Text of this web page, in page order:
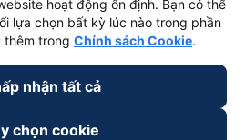
hoạt động ổn định. Bạn có thể
lựa chọn bất kỳ lúc nào trong phần
thêm trong Chính sách Cookie.
nhận tất cả
chọn cookie